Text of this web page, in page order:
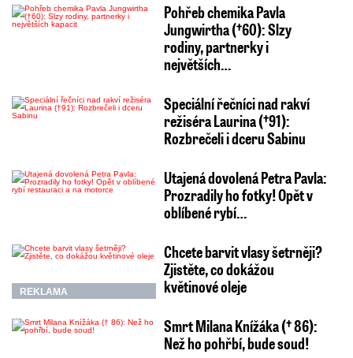
Pohřeb chemika Pavla
Jungwirtha (†60): Slzy
rodiny, partnerky i
největších…
Speciální řečníci nad rakví
režiséra Laurina (†91):
Rozbrečeli i dceru Sabinu
Utajená dovolená Petra Pavla:
Prozradily ho fotky! Opět v
oblíbené rybí…
REKLAMA
Chcete barvit vlasy šetrněji?
Zjistěte, co dokážou
květinové oleje
Smrt Milana Knížáka († 86):
Než ho pohřbí, bude soud!